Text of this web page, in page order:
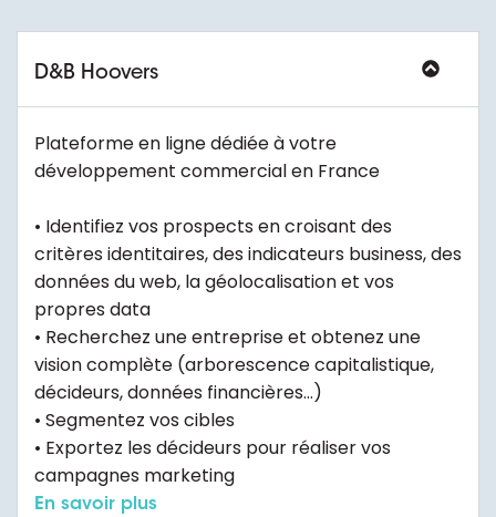
D&B Hoovers
Plateforme en ligne dédiée à votre
développement commercial en France
• Identifiez vos prospects en croisant des
critères identitaires, des indicateurs business, des
données du web, la géolocalisation et vos
propres data
• Recherchez une entreprise et obtenez une
vision complète (arborescence capitalistique,
décideurs, données financières…)
• Segmentez vos cibles
• Exportez les décideurs pour réaliser vos
campagnes marketing
En savoir plus